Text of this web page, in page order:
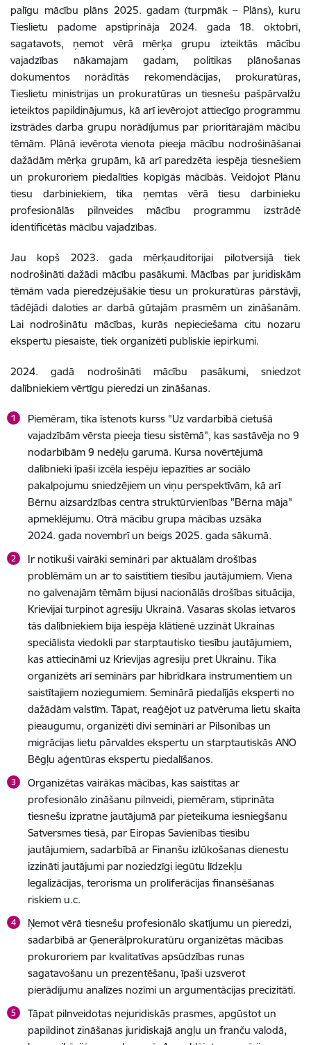
palīgu mācību plāns 2025. gadam (turpmāk – Plāns), kuru
Tieslietu padome apstiprināja 2024. gada 18. oktobrī,
sagatavots, ņemot vērā mērķa grupu izteiktās mācību
vajadzības nākamajam gadam, politikas plānošanas
dokumentos norādītās rekomendācijas, prokuratūras,
Tieslietu ministrijas un prokuratūras un tiesnešu pašpārvalžu
ieteiktos papildinājumus, kā arī ievērojot attiecīgo programmu
izstrādes darba grupu norādījumus par prioritārajām mācību
tēmām. Plānā ievērota vienota pieeja mācību nodrošināšanai
dažādām mērķa grupām, kā arī paredzēta iespēja tiesnešiem
un prokuroriem piedalīties kopīgās mācībās. Veidojot Plānu
tiesu darbiniekiem, tika ņemtas vērā tiesu darbinieku
profesionālās pilnveides mācību programmu izstrādē
identificētās mācību vajadzības.
Jau kopš 2023. gada mērķauditorijai pilotversijā tiek
nodrošināti dažādi mācību pasākumi. Mācības par juridiskām
tēmām vada pieredzējušākie tiesu un prokuratūras pārstāvji,
tādējādi daloties ar darbā gūtajām prasmēm un zināšanām.
Lai nodrošinātu mācības, kurās nepieciešama citu nozaru
ekspertu piesaiste, tiek organizēti publiskie iepirkumi.
2024. gadā nodrošināti mācību pasākumi, sniedzot
dalībniekiem vērtīgu pieredzi un zināšanas.
Piemēram, tika īstenots kurss "Uz vardarbībā cietušā
vajadzībām vērsta pieeja tiesu sistēmā", kas sastāvēja no 9
nodarbībām 9 nedēļu garumā. Kursa novērtējumā
dalībnieki īpaši izcēla iespēju iepazīties ar sociālo
pakalpojumu sniedzējiem un viņu perspektīvām, kā arī
Bērnu aizsardzības centra struktūrvienības "Bērna māja"
apmeklējumu. Otrā mācību grupa mācības uzsāka
2024. gada novembrī un beigs 2025. gada sākumā.
Ir notikuši vairāki semināri par aktuālām drošības
problēmām un ar to saistītiem tiesību jautājumiem. Viena
no galvenajām tēmām bijusi nacionālās drošības situācija,
Krievijai turpinot agresiju Ukrainā. Vasaras skolas ietvaros
tās dalībniekiem bija iespēja klātienē uzzināt Ukrainas
speciālista viedokli par starptautisko tiesību jautājumiem,
kas attiecināmi uz Krievijas agresiju pret Ukrainu. Tika
organizēts arī seminārs par hibrīdkara instrumentiem un
saistītajiem noziegumiem. Seminārā piedalījās eksperti no
dažādām valstīm. Tāpat, reaģējot uz patvēruma lietu skaita
pieaugumu, organizēti divi semināri ar Pilsonības un
migrācijas lietu pārvaldes ekspertu un starptautiskās ANO
Bēgļu aģentūras ekspertu piedalīšanos.
Organizētas vairākas mācības, kas saistītas ar
profesionālo zināšanu pilnveidi, piemēram, stiprināta
tiesnešu izpratne jautājumā par pieteikuma iesniegšanu
Satversmes tiesā, par Eiropas Savienības tiesību
jautājumiem, sadarbībā ar Finanšu izlūkošanas dienestu
izzināti jautājumi par noziedzīgi iegūtu līdzekļu
legalizācijas, terorisma un proliferācijas finansēšanas
riskiem u.c.
Ņemot vērā tiesnešu profesionālo skatījumu un pieredzi,
sadarbībā ar Ģenerālprokuratūru organizētas mācības
prokuroriem par kvalitatīvas apsūdzības runas
sagatavošanu un prezentēšanu, īpaši uzsverot
pierādījumu analīzes nozīmi un argumentācijas precizitāti.
Tāpat pilnveidotas nejuridiskās prasmes, apgūstot un
papildinot zināšanas juridiskajā angļu un franču valodā,